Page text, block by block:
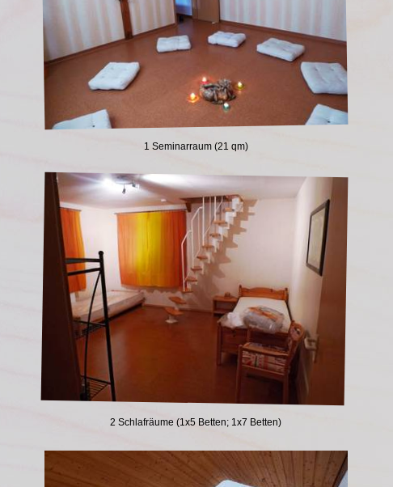
1 Seminarraum (21 qm)
2 Schlafräume (1x5 Betten; 1x7 Betten)